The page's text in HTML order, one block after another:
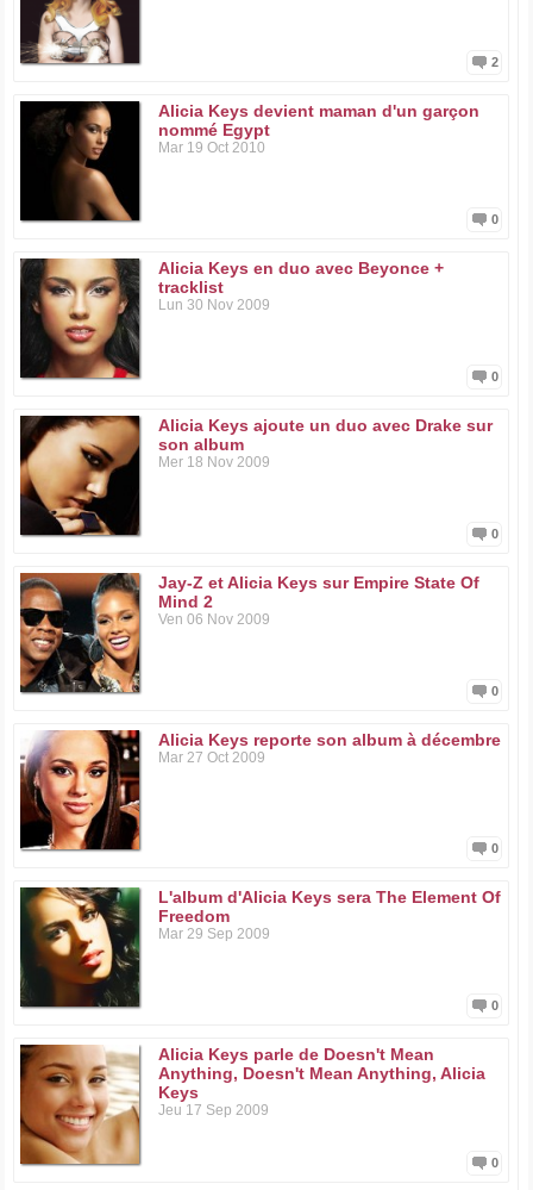
2
Alicia Keys devient maman d'un garçon
nommé Egypt
Mar 19 Oct 2010
0
Alicia Keys en duo avec Beyonce +
tracklist
Lun 30 Nov 2009
0
Alicia Keys ajoute un duo avec Drake sur
son album
Mer 18 Nov 2009
0
Jay-Z et Alicia Keys sur Empire State Of
Mind 2
Ven 06 Nov 2009
0
Alicia Keys reporte son album à décembre
Mar 27 Oct 2009
0
L'album d'Alicia Keys sera The Element Of
Freedom
Mar 29 Sep 2009
0
Alicia Keys parle de Doesn't Mean
Anything, Doesn't Mean Anything, Alicia
Keys
Jeu 17 Sep 2009
0